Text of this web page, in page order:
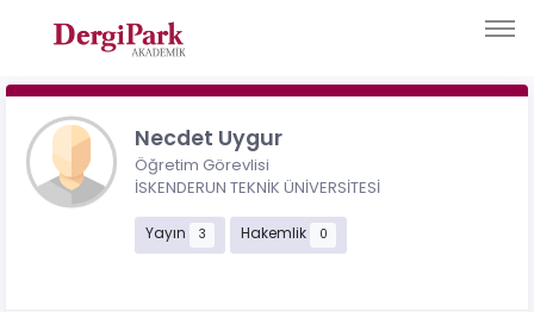
Necdet Uygur
Öğretim Görevlisi
İSKENDERUN TEKNİK ÜNİVERSİTESİ
Yayın 3 Hakemlik 0